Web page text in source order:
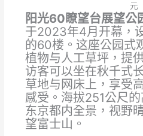
元
阳光60瞭望台展望公
于2023年4月开幕，
的60楼。这座公园式
植物与人工草坪，提
访客可以坐在秋千式
草地与网床上，享受
感受。海拔251公尺
东京都内全景，视野
望富士山。